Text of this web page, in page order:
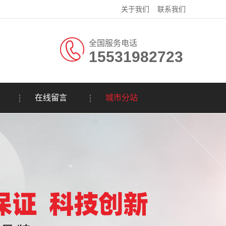
关于我们 联系我们
全国服务电话
15531982723
在线留言 城市分站